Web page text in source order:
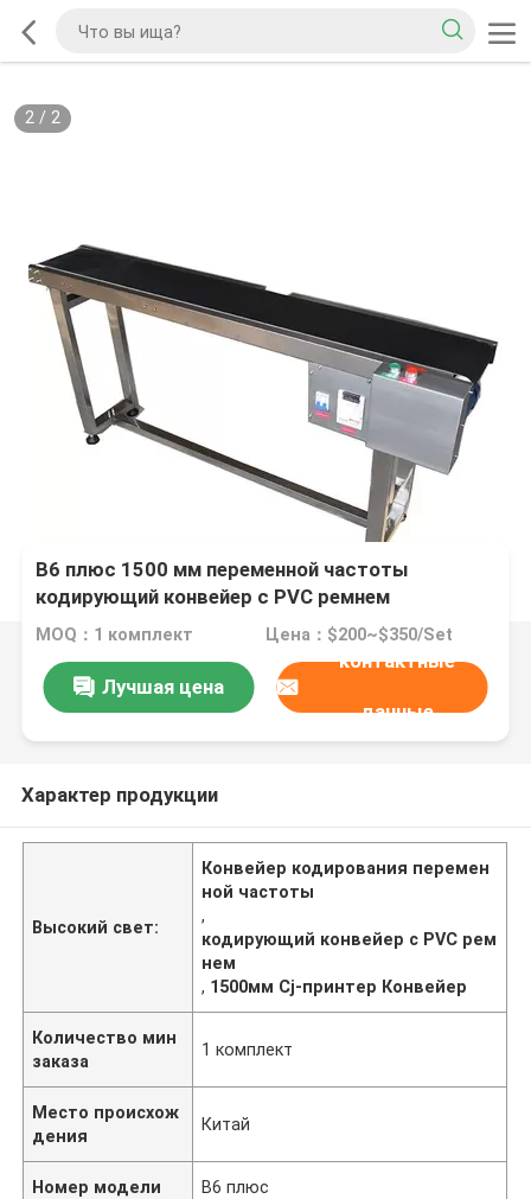
2/ 2
B6 плюс 1500 мм переменной частоты
кодирующий конвейер с PVC ремнем
MOQ：1 комплект Цена：$200~$350/Set
Лучшая цена
контактные
данные
Характер продукции
Высокий свет:
Конвейер кодирования перемен
ной частоты
,
кодирующий конвейер с PVC рем
нем
, 1500мм Cj-принтер Конвейер
Количество мин
заказа
1 комплект
Место происхож
дения
Китай
Номер модели В6 плюс